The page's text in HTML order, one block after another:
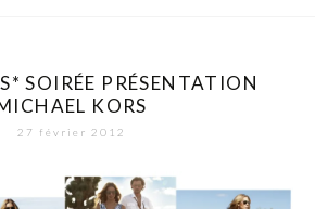
SOIRÉE PRÉSENTATION
KORS
27 février 2012